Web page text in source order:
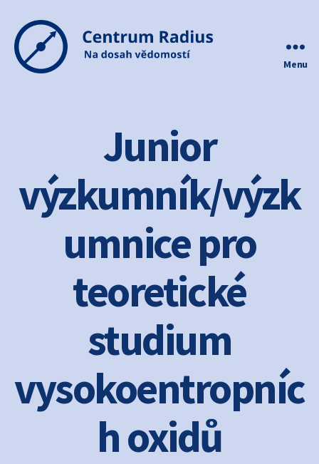
Menu
Junior
výzkumník/výzk
umnice pro
teoretické
studium
vysokoentropníc
h oxidů